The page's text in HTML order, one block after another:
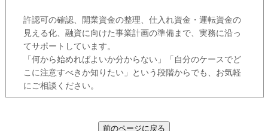
許認可の確認、開業資金の整理、仕入れ資金・運転資金の
見える化、融資に向けた事業計画の準備まで、実務に沿っ
てサポートしています。
「何から始めればよいか分からない」「自分のケースでど
こに注意すべきか知りたい」という段階からでも、お気軽
にご相談ください。